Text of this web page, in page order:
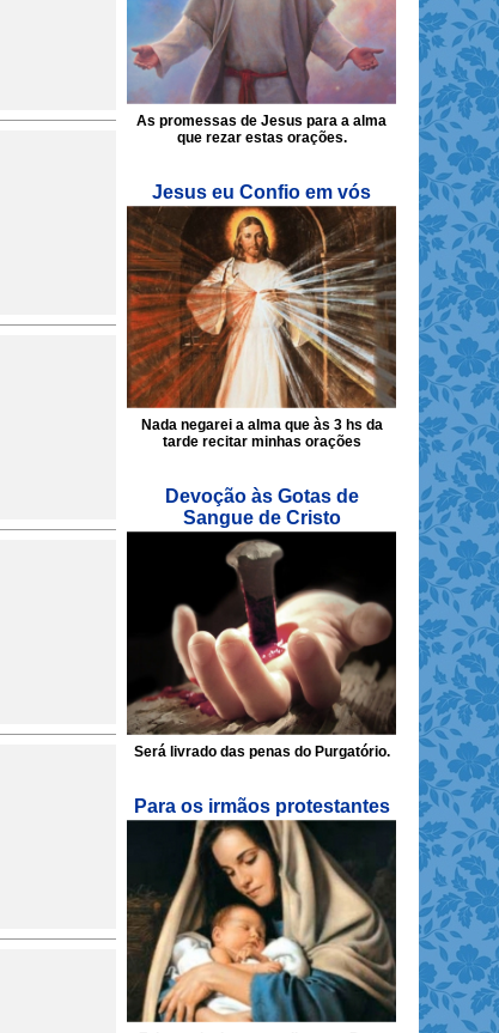
As promessas de Jesus para a alma
que rezar estas orações.
Jesus eu Confio em vós
Nada negarei a alma que às 3 hs da
tarde recitar minhas orações
Devoção às Gotas de
Sangue de Cristo
Será livrado das penas do Purgatório.
Para os irmãos protestantes